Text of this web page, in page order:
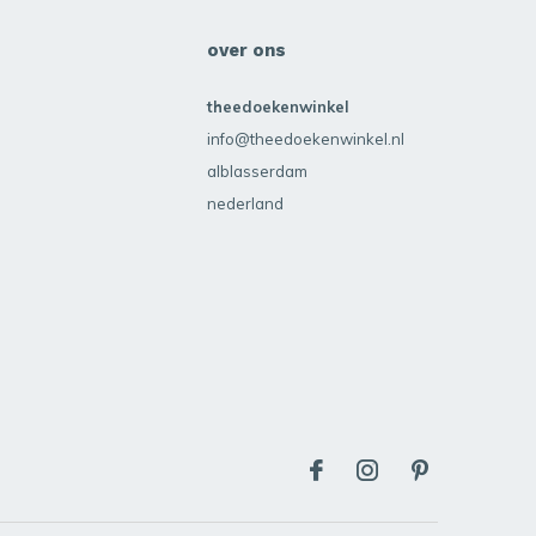
over ons
theedoekenwinkel
info@theedoekenwinkel.nl
alblasserdam
nederland